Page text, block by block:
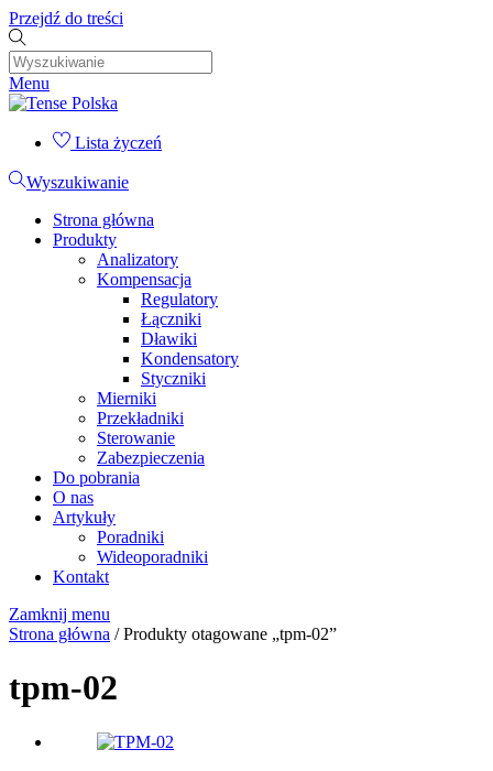
Przejdź do treści
Menu
Lista życzeń
Wyszukiwanie
Strona główna
Produkty
Analizatory
Kompensacja
Regulatory
Łączniki
Dławiki
Kondensatory
Styczniki
Mierniki
Przekładniki
Sterowanie
Zabezpieczenia
Do pobrania
O nas
Artykuły
Poradniki
Wideoporadniki
Kontakt
Zamknij menu
Strona główna / Produkty otagowane „tpm-02”
tpm-02